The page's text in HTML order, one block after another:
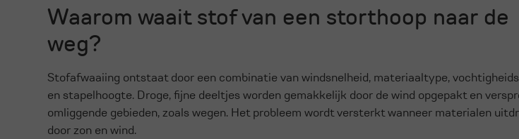
Waarom waait stof van een storthoop naar de
weg?
Stofafwaaiing ontstaat door een combinatie van windsnelheid, materiaaltype,
en stapelhoogte. Droge, fijne deeltjes worden gemakkelijk door de wind opgepakt en
omliggende gebieden, zoals wegen. Het probleem wordt versterkt wanneer materialen
door zon en wind.